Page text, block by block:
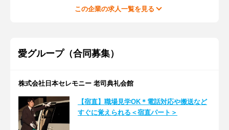
この企業の求人一覧を見る
愛グループ（合同募集）
株式会社日本セレモニー 老司典礼会館
【宿直】職場見学OK＊電話対応や搬送など
すぐに覚えられる＜宿直パート＞